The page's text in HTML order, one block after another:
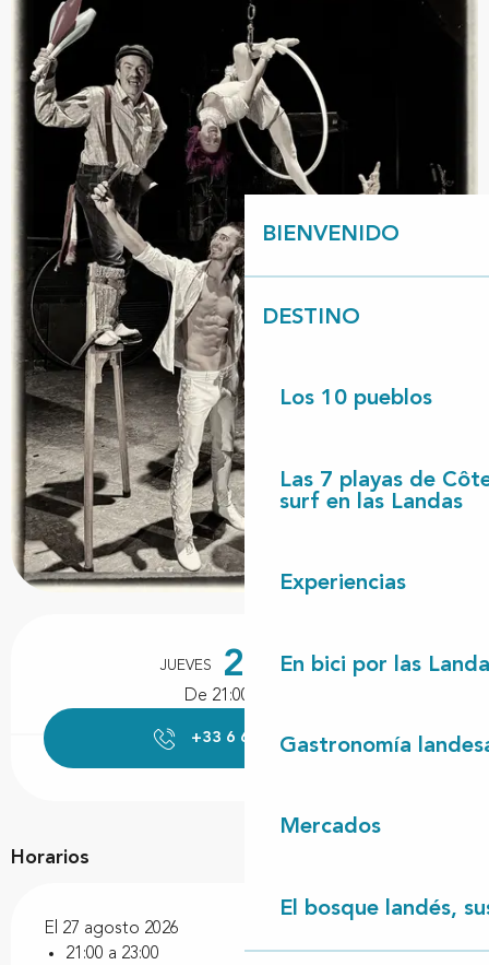
BIENVENIDO
DESTINO
Los 10 pueblos
Las 7 playas de
surf en las Landas
Experiencias
En bici por las
Gastronomía
Mercados
El bosque landés,
JUEVES 27 AGOSTO
De 21:00 a 23:00
+33 6 63 17 20▒▒
Horarios
El 27 agosto 2026
21:00 a 23:00